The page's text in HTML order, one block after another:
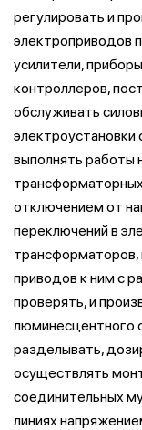
регулировать и
электроприводов
усилители,
контроллеров,
обслуживать
выполнять работы
отключением от
переключений в
трансформаторов,
приводов к ним с
проверять, и
люминесцентного
разделывать,
осуществлять
соединительных
линиях